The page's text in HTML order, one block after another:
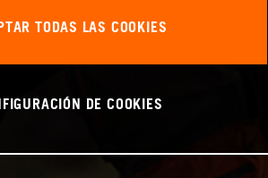
TODAS LAS COOKIES
DE COOKIES